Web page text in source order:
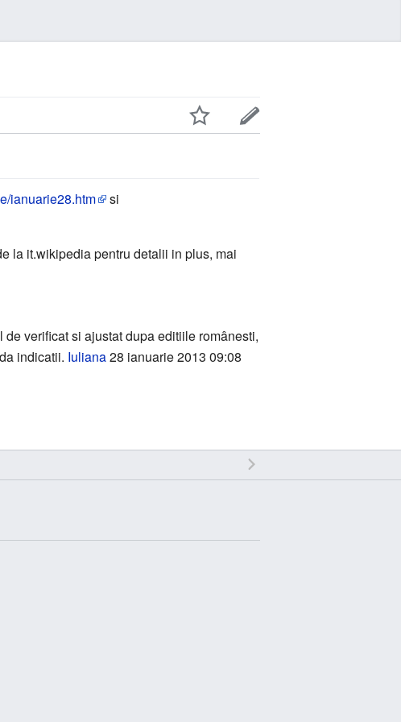
ianuarie28.htm
si
la it.wikipedia pentru detalii in plus, mai
verificat si ajustat dupa editiile românesti,
indicatii. Iuliana28 ianuarie 2013 09:08